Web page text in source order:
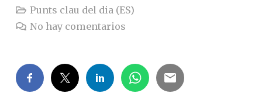
Punts clau del dia (ES)
No hay comentarios